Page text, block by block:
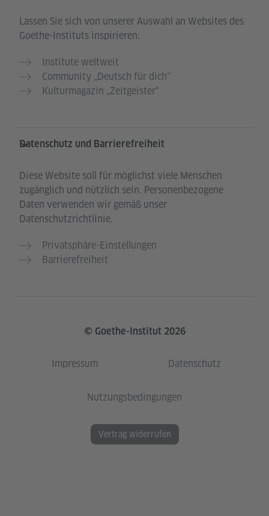
Lassen Sie sich von unserer Auswahl an Websites des
Goethe-Instituts inspirieren:
Institute weltweit
Community „Deutsch für dich“
Kulturmagazin „Zeitgeister“
Datenschutz und Barrierefreiheit
Diese Website soll für möglichst viele Menschen
zugänglich und nützlich sein. Personenbezogene
Daten verwenden wir gemäß unser
Datenschutzrichtlinie.
Privatsphäre-Einstellungen
Barrierefreiheit
© Goethe-Institut 2026
Impressum Datenschutz
Nutzungsbedingungen
Vertrag widerrufen